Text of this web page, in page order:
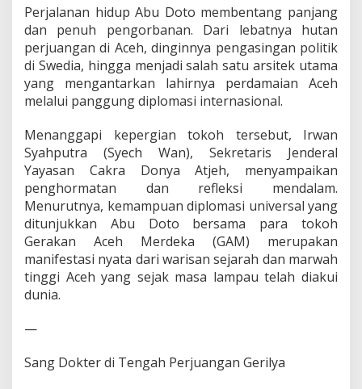
r
g
.
H
.
Z
a
i
i
A
b
l
l
a
h
Perjalanan hidup Abu Doto membentang panjang
dan penuh pengorbanan. Dari lebatnya hutan
perjuangan di Aceh, dinginnya pengasingan politik
di Swedia, hingga menjadi salah satu arsitek utama
yang mengantarkan lahirnya perdamaian Aceh
melalui panggung diplomasi internasional.
Menanggapi kepergian tokoh tersebut, Irwan
Syahputra (Syech Wan), Sekretaris Jenderal
Yayasan Cakra Donya Atjeh, menyampaikan
penghormatan dan refleksi mendalam.
Menurutnya, kemampuan diplomasi universal yang
ditunjukkan Abu Doto bersama para tokoh
Gerakan Aceh Merdeka (GAM) merupakan
manifestasi nyata dari warisan sejarah dan marwah
tinggi Aceh yang sejak masa lampau telah diakui
dunia.
—
Sang Dokter di Tengah Perjuangan Gerilya